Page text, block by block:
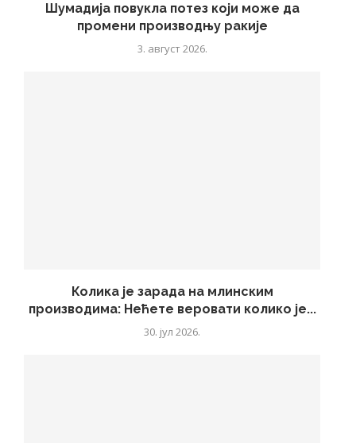
Шумадија повукла потез који може да
промени производњу ракије
3. август 2026.
Колика је зарада на млинским
производима: Нећете веровати колико је...
30. јул 2026.